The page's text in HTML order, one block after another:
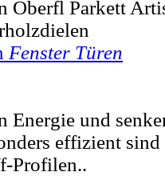
Oberfl Parkett
Fenster Türen
Energie und
effizient sind
Profilen..